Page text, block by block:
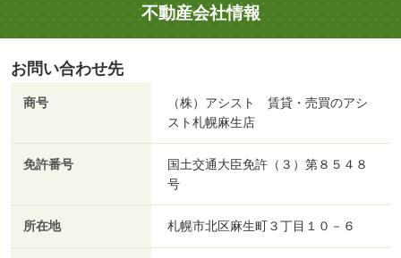
不動産会社情報
お問い合わせ先
商号
（株）アシスト 賃貸・売買のアシ
スト札幌麻生店
免許番号
国土交通大臣免許（３）第８５４８
号
所在地 札幌市北区麻生町３丁目１０－６